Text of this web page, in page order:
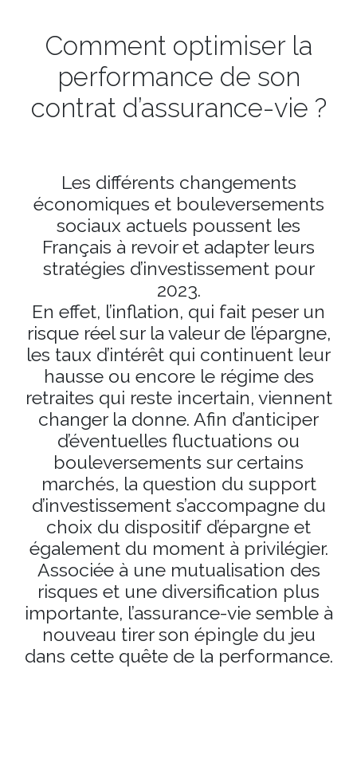
Comment optimiser la
performance de son
contrat d’assurance-vie ?
Les différents changements
économiques et bouleversements
sociaux actuels poussent les
Français à revoir et adapter leurs
stratégies d’investissement pour
2023.
En effet, l’inflation, qui fait peser un
risque réel sur la valeur de l’épargne,
les taux d’intérêt qui continuent leur
hausse ou encore le régime des
retraites qui reste incertain, viennent
changer la donne. Afin d’anticiper
d’éventuelles fluctuations ou
bouleversements sur certains
marchés, la question du support
d’investissement s’accompagne du
choix du dispositif d’épargne et
également du moment à privilégier.
Associée à une mutualisation des
risques et une diversification plus
importante, l’assurance-vie semble à
nouveau tirer son épingle du jeu
dans cette quête de la performance.